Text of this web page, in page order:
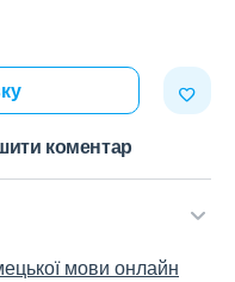
коментар
мови онлайн